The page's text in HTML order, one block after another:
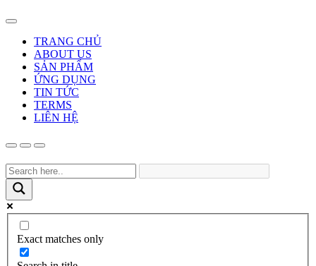
TRANG CHỦ
ABOUT US
SẢN PHẨM
ỨNG DỤNG
TIN TỨC
TERMS
LIÊN HỆ
Exact matches only